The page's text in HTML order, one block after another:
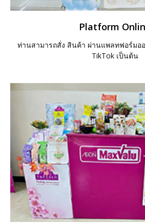
Platform
ท่านสามารถสั่ง สินค้า ผ่านแพลทฟอร์มอ
TikTok เป็นต้น